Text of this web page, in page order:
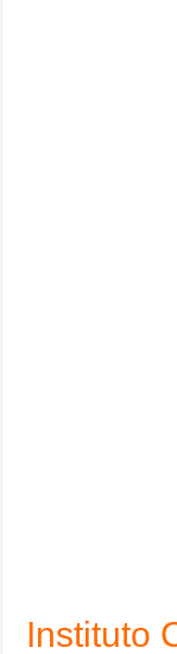
Instituto